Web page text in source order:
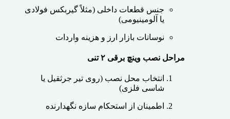
جنس قطعات داخلی (مثلاً گیربکس فولادی
یا آلومینیومی)
نوسانات بازار ارز و هزینه واردات
مراحل نصب وینچ برقی ۲ تنی
انتخاب محل نصب (روی تیر جرثقیل یا
شاسی فلزی)
اطمینان از استحکام سازه نگهدارنده